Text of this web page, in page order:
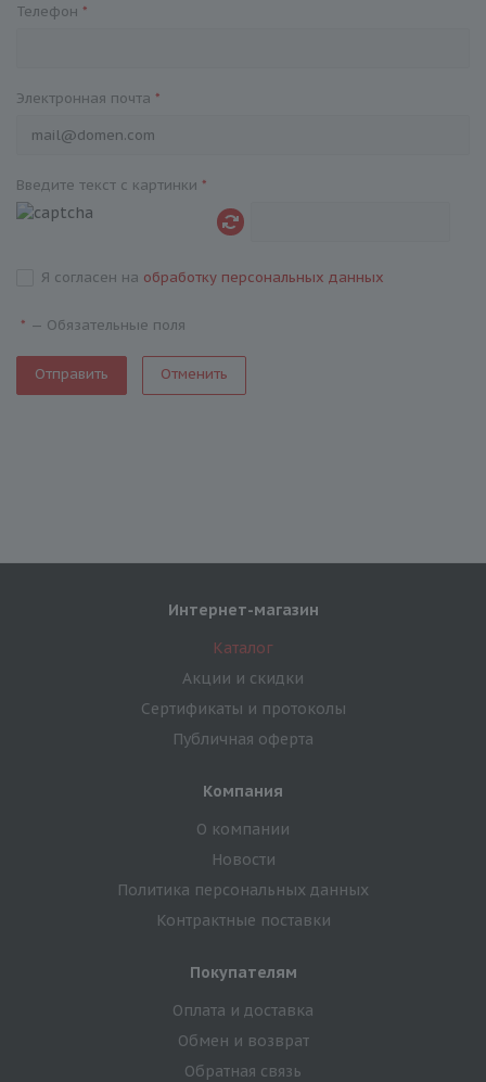
Телефон *
Электронная почта *
Введите текст с картинки *
Я согласен на обработку персональных данных
* — Обязательные поля
Отменить
Интернет-магазин
Каталог
Акции и скидки
Сертификаты и протоколы
Публичная оферта
Компания
О компании
Новости
Политика персональных данных
Контрактные поставки
Покупателям
Оплата и доставка
Обмен и возврат
Обратная связь